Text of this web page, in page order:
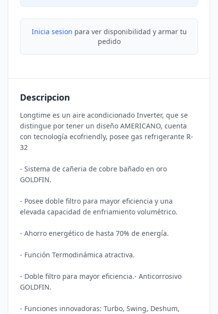
Inicia sesion para ver disponibilidad y armar tu
pedido
Descripcion
Longtime es un aire acondicionado Inverter, que se
distingue por tener un diseño AMERICANO, cuenta
con tecnología ecofriendly, posee gas refrigerante R-
32
- Sistema de cañeria de cobre bañado en oro
GOLDFIN.
- Posee doble filtro para mayor eficiencia y una
elevada capacidad de enfriamiento volumétrico.
- Ahorro energético de hasta 70% de energía.
- Función Termodinámica atractiva.
- Doble filtro para mayor eficiencia.- Anticorrosivo
GOLDFIN.
- Funciones innovadoras: Turbo, Swing, Deshum,